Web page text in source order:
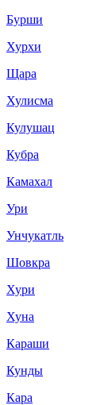
Бурши
Хурхи
Щара
Хулисма
Кулушац
Кубра
Камахал
Ури
Унчукатль
Шовкра
Хури
Хуна
Караши
Кунды
Кара